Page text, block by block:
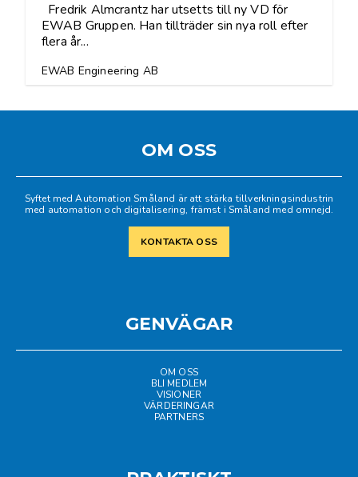
Fredrik Almcrantz har utsetts till ny VD för
EWAB Gruppen. Han tillträder sin nya roll efter
flera år...
EWAB Engineering AB
OM OSS
Syftet med Automation Småland är att stärka tillverkningsindustrin
med automation och digitalisering, främst i Småland med omnejd.
KONTAKTA OSS
GENVÄGAR
OM OSS
BLI MEDLEM
VISIONER
VÄRDERINGAR
PARTNERS